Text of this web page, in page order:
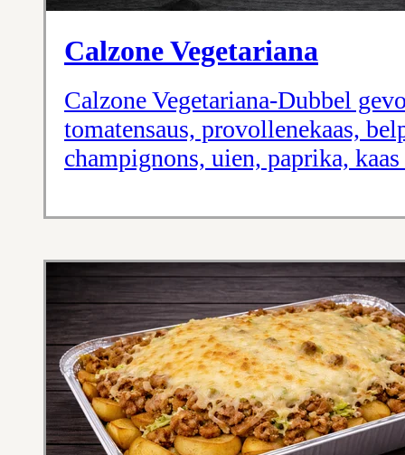
Calzone Vegetariana
Calzone Vegetariana-Dubbel
tomatensaus, provollenekaas,
champignons, uien, paprika, kaas